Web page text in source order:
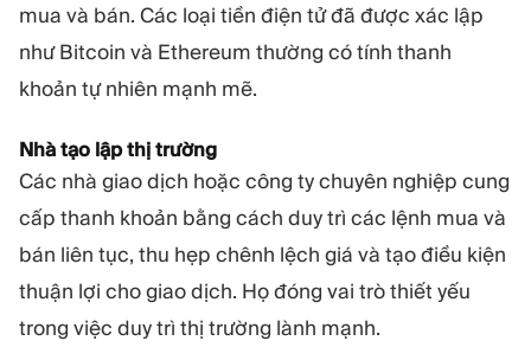
mua và bán. Các loại tiền điện tử đã được xác lập
như Bitcoin và Ethereum thường có tính thanh
khoản tự nhiên mạnh mẽ.
Nhà tạo lập thị trường
Các nhà giao dịch hoặc công ty chuyên nghiệp cung
cấp thanh khoản bằng cách duy trì các lệnh mua và
bán liên tục, thu hẹp chênh lệch giá và tạo điều kiện
thuận lợi cho giao dịch. Họ đóng vai trò thiết yếu
trong việc duy trì thị trường lành mạnh.